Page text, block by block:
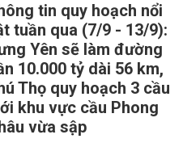
tin quy hoạch nổi
tuần qua (7/9 - 13/9):
Yên sẽ làm đường
10.000 tỷ dài 56 km,
Thọ quy hoạch 3 cầu
khu vực cầu Phong
vừa sập